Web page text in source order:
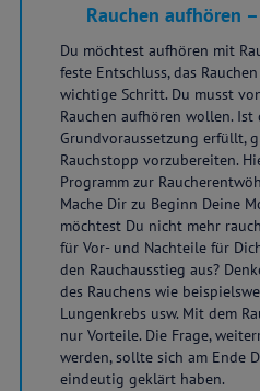
Rauchen aufhören
Du möchtest aufhören mit
feste Entschluss, das
wichtige Schritt. Du musst
Rauchen aufhören wollen. Ist
Grundvoraussetzung erfüllt,
Rauchstopp vorzubereiten.
Programm zur
Mache Dir zu Beginn Deine
möchtest Du nicht mehr
für Vor- und Nachteile für
den Rauchausstieg aus?
des Rauchens wie
Lungenkrebs usw. Mit dem
nur Vorteile. Die Frage,
werden, sollte sich am Ende
eindeutig geklärt haben.